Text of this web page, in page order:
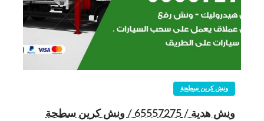
ونش كرين سطحة
ونش هدية / 65557275 / ونش كرين سطحة